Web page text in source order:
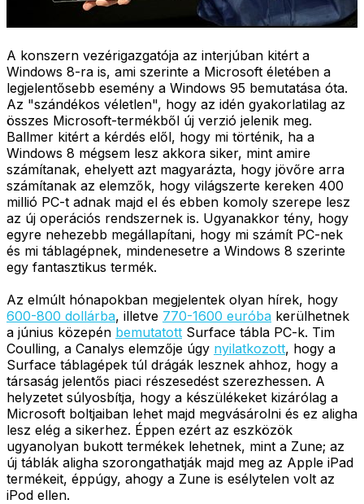
A konszern vezérigazgatója az interjúban kitért a
Windows 8-ra is, ami szerinte a Microsoft életében a
legjelentősebb esemény a Windows 95 bemutatása óta.
Az "szándékos véletlen", hogy az idén gyakorlatilag az
összes Microsoft-termékből új verzió jelenik meg.
Ballmer kitért a kérdés elől, hogy mi történik, ha a
Windows 8 mégsem lesz akkora siker, mint amire
számítanak, ehelyett azt magyarázta, hogy jövőre arra
számítanak az elemzők, hogy világszerte kereken 400
millió PC-t adnak majd el és ebben komoly szerepe lesz
az új operációs rendszernek is. Ugyanakkor tény, hogy
egyre nehezebb megállapítani, hogy mi számít PC-nek
és mi táblagépnek, mindenesetre a Windows 8 szerinte
egy fantasztikus termék.
Az elmúlt hónapokban megjelentek olyan hírek, hogy
600-800 dollárba, illetve 770-1600 euróba kerülhetnek
a június közepén bemutatott Surface tábla PC-k. Tim
Coulling, a Canalys elemzője úgy nyilatkozott, hogy a
Surface táblagépek túl drágák lesznek ahhoz, hogy a
társaság jelentős piaci részesedést szerezhessen. A
helyzetet súlyosbítja, hogy a készülékeket kizárólag a
Microsoft boltjaiban lehet majd megvásárolni és ez aligha
lesz elég a sikerhez. Éppen ezért az eszközök
ugyanolyan bukott termékek lehetnek, mint a Zune; az
új táblák aligha szorongathatják majd meg az Apple iPad
termékeit, éppúgy, ahogy a Zune is esélytelen volt az
iPod ellen.